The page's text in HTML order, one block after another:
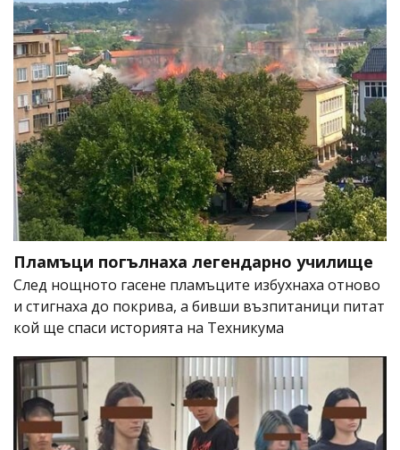
Пламъци погълнаха легендарно училище
След нощното гасене пламъците избухнаха отново
и стигнаха до покрива, а бивши възпитаници питат
кой ще спаси историята на Техникума